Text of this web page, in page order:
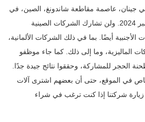
جينان، عاصمة مقاطعة شاندونغ، الصين، في
الفترة من 15 إلى 17 نوفمبر 2024. ولن تشارك الشركات الصينية
أيضًا. بما في ذلك الشركات الألمانية،
الماليزية، وما إلى ذلك. كما جاء موظفو
الحجر للمشاركة، وحققوا نتائج جيدة جدًا.
في الموقع، حتى أن بعضهم اشترى آلات
شركتنا إذا كنت ترغب في شراء